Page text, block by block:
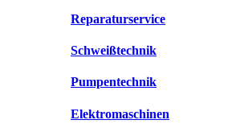
Reparaturservice
Schweißtechnik
Pumpentechnik
Elektromaschinen